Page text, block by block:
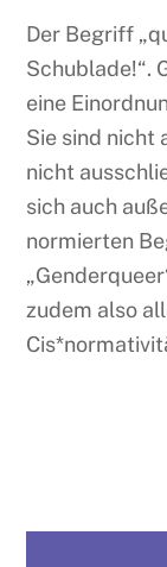
Der Begriff
Schublade!“.
eine
Sie sind nicht
nicht
sich auch
normierten
zudem also